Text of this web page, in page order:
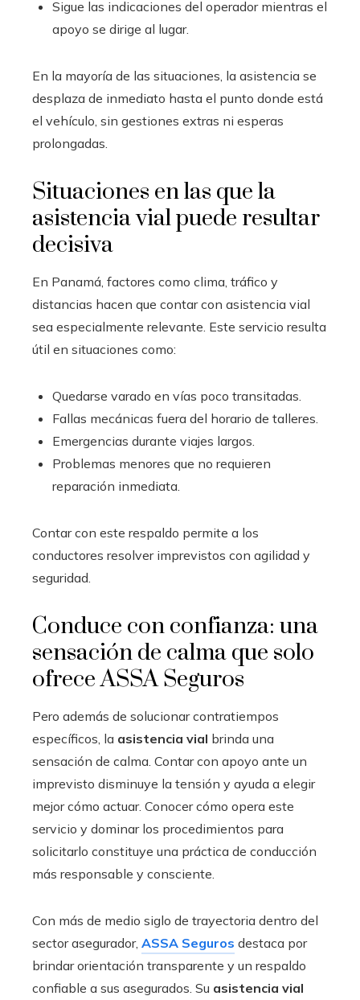
Sigue las indicaciones del operador mientras el
apoyo se dirige al lugar.
En la mayoría de las situaciones, la asistencia se
desplaza de inmediato hasta el punto donde está
el vehículo, sin gestiones extras ni esperas
prolongadas.
Situaciones en las que la
asistencia vial puede resultar
decisiva
En Panamá, factores como clima, tráfico y
distancias hacen que contar con asistencia vial
sea especialmente relevante. Este servicio resulta
útil en situaciones como:
Quedarse varado en vías poco transitadas.
Fallas mecánicas fuera del horario de talleres.
Emergencias durante viajes largos.
Problemas menores que no requieren
reparación inmediata.
Contar con este respaldo permite a los
conductores resolver imprevistos con agilidad y
seguridad.
Conduce con confianza: una
sensación de calma que solo
ofrece ASSA Seguros
Pero además de solucionar contratiempos
específicos, la asistencia vial brinda una
sensación de calma. Contar con apoyo ante un
imprevisto disminuye la tensión y ayuda a elegir
mejor cómo actuar. Conocer cómo opera este
servicio y dominar los procedimientos para
solicitarlo constituye una práctica de conducción
más responsable y consciente.
Con más de medio siglo de trayectoria dentro del
sector asegurador, ASSA Seguros destaca por
brindar orientación transparente y un respaldo
confiable a sus asegurados. Su asistencia vial